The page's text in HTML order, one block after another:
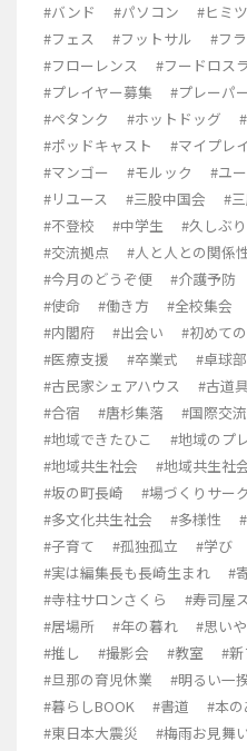
#バンド
#パソコン #ヒミ
#フェス
#フットサル #フ
#フローレンス
#フードロス
#プレイヤー募集
#プレーパ
#ペタンク
#ホットドッグ
#ポッドキャスト
#マイプレ
#マンゴー
#モルック #ユ
#リユース
#三股中国会 #
#不登校
#中学生 #久しぶ
#交流拠点
#人と人との関係
#今月のどうぞ便
#介護予防
#使命
#働き方 #全校集会
#内閣府
#出会い #初めて
#医療支援
#卒業式 #卓球部
#古民家シェアハウス
#古道具
#合宿
#唐杉集落 #国際交流
#地域できたひこ
#地域のプ
#地域共生社会
#地域共生社
#坂の町長崎
#場づくりサー
#多文化共生社会
#多様性
#子育て
#孤独孤立 #学び
#実は編集長も長崎生まれ
#
#寺柱サロンさくら
#寿司屋
#居場所
#年の暮れ #思い
#推し
#撮影会 #教室
#
#旦那の育児休業
#明るい一
#暮らしBOOK
#書道 #本
#東日本大震災
#梅雨お見舞